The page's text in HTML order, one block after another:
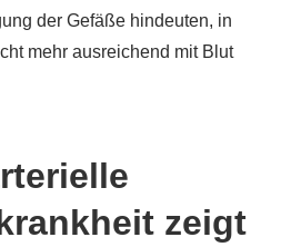
der Gefäße hindeuten, in
mehr ausreichend mit Blut
zeigt